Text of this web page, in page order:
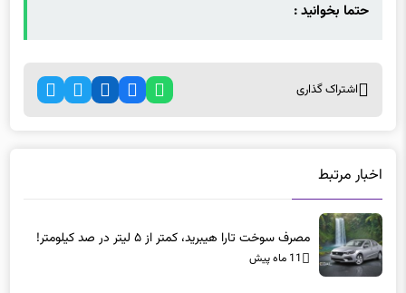
حتما بخوانید :
اشتراک گذاری
اخبار مرتبط
مصرف سوخت تارا هیبرید، کمتر از ۵ لیتر در صد کیلومتر!
11 ماه پیش